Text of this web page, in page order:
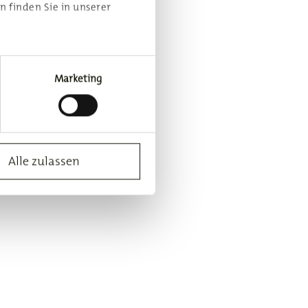
finden Sie in unserer
zu verwenden. Sie
in der linken
Marketing
Alle zulassen